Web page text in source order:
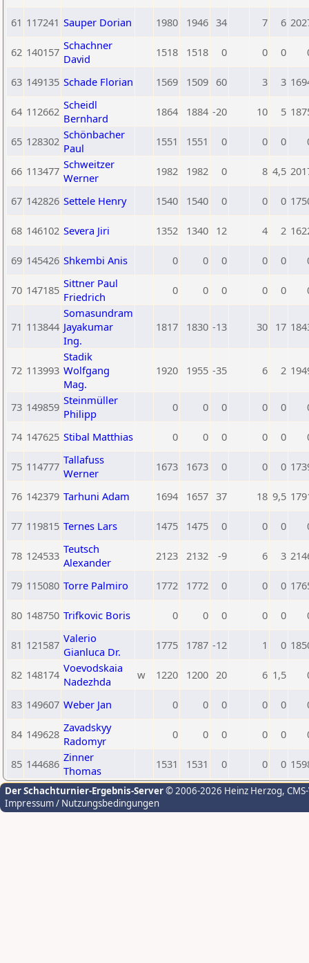
61 117241 Sauper Dorian 1980 1946 34 7 6
62 140157 Schachner
David
1518 1518 0 0 0
63 149135 Schade Florian 1569 1509 60 3 3
64 112662 Scheidl
Bernhard
1864 1884 -20 10 5
65 128302 Schönbacher
Paul
1551 1551 0 0 0
66 113477 Schweitzer
Werner
1982 1982 0 8 4,5
67 142826 Settele Henry 1540 1540 0 0 0
68 146102 Severa Jiri 1352 1340 12 4 2
69 145426 Shkembi Anis 0 0 0 0 0
70 147185 Sittner Paul
Friedrich
0 0 0 0 0
71 113844
Somasundram
Jayakumar
Ing.
1817 1830 -13 30 17
72 113993
Stadik
Wolfgang
Mag.
1920 1955 -35 6 2
73 149859 Steinmüller
Philipp
0 0 0 0 0
74 147625 Stibal Matthias 0 0 0 0 0
75 114777 Tallafuss
Werner
1673 1673 0 0 0
76 142379 Tarhuni Adam 1694 1657 37 18 9,5
77 119815 Ternes Lars 1475 1475 0 0 0
78 124533 Teutsch
Alexander
2123 2132 -9 6 3
79 115080 Torre Palmiro 1772 1772 0 0 0
80 148750 Trifkovic Boris 0 0 0 0 0
81 121587 Valerio
Gianluca Dr.
1775 1787 -12 1 0
82 148174 Voevodskaia
Nadezhda
w 1220 1200 20 6 1,5
83 149607 Weber Jan 0 0 0 0 0
84 149628 Zavadskyy
Radomyr
0 0 0 0 0
85 144686 Zinner
Thomas
1531 1531 0 0 0
Der Schachturnier-Ergebnis-Server© 2006-2026 Heinz Herzog,
Impressum / Nutzungsbedingungen